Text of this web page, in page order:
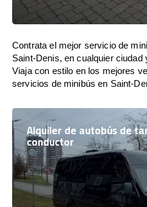
Contrata el mejor servicio de
Saint-Denis, en cualquier ciudad
Viaja con estilo en los mejores
servicios de minibús en Saint-
Alquiler de autobús de
conductor